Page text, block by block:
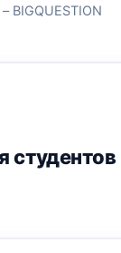
BIGQUESTION
студентов